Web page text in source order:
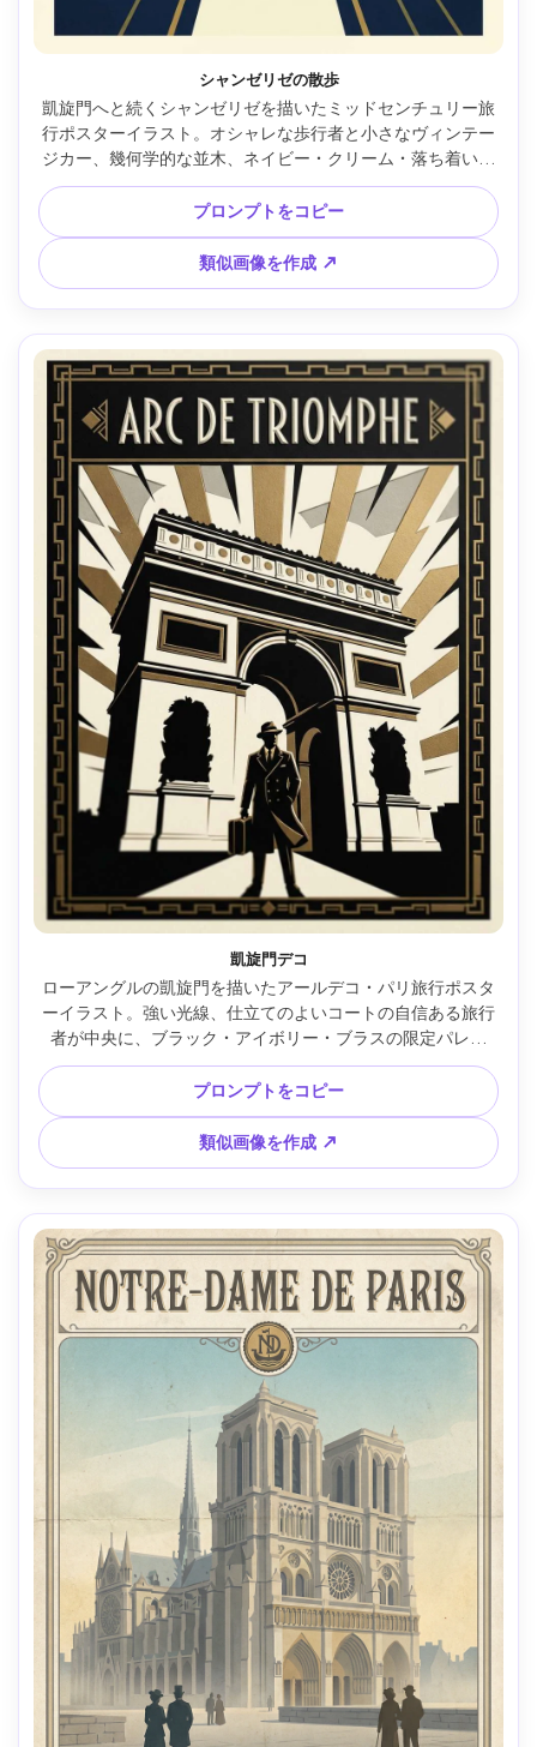
シャンゼリゼの散歩
凱旋門へと続くシャンゼリゼを描いたミッドセンチュリー旅
行ポスターイラスト。オシャレな歩行者と小さなヴィンテー
ジカー、幾何学的な並木、ネイビー・クリーム・落ち着いた
ゴールドのフラット配色、太字サンセリフタイトル
「CHAMPS-ELYSEES」とさりげないテクスチャ、クリーン
な枠線、強いパースでダイナミックな奥行き、85mmレン
ズ、浅い被写界深度、柔らかなシネマ調ライティング --ar
4:5
プロンプトをコピー
類似画像を作成 ↗
凱旋門デコ
ローアングルの凱旋門を描いたアールデコ・パリ旅行ポスタ
ーイラスト。強い光線、仕立てのよいコートの自信ある旅行
者が中央に、ブラック・アイボリー・ブラスの限定パレッ
ト、鋭い角度の影、エンボス書体「ARC DE TRIOMPHE」と
幾何学装飾、太い枠つきのプレミアム構図、85mmレンズ、
浅い被写界深度 --ar 4:5
プロンプトをコピー
類似画像を作成 ↗